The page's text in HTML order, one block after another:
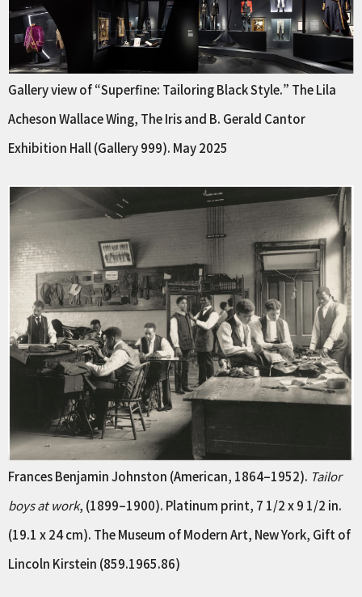
Gallery view of “Superfine: Tailoring Black Style.” The Lila
Acheson Wallace Wing, The Iris and B. Gerald Cantor
Exhibition Hall (Gallery 999). May 2025
Frances Benjamin Johnston (American, 1864–1952). Tailor
boys at work, (1899–1900). Platinum print, 7 1/2 x 9 1/2 in.
(19.1 x 24 cm). The Museum of Modern Art, New York, Gift of
Lincoln Kirstein (859.1965.86)